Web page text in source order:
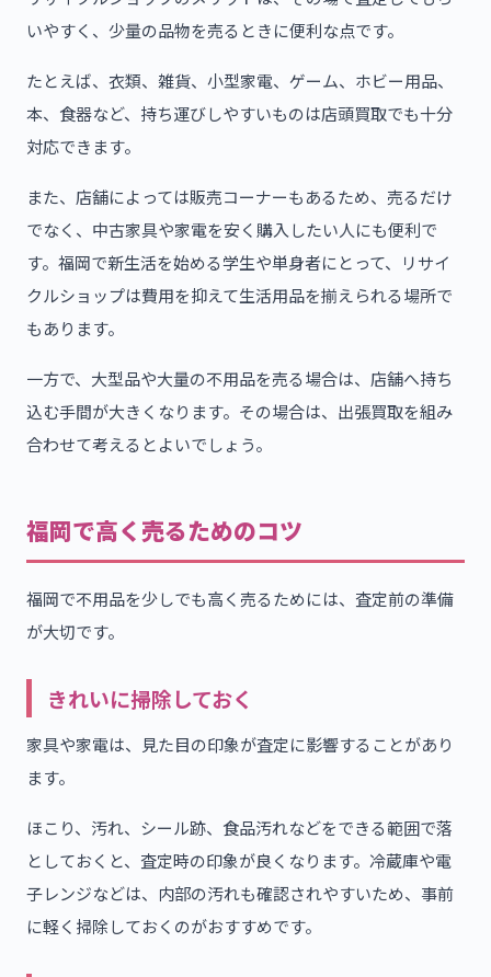
いやすく、少量の品物を売るときに便利な点です。
たとえば、衣類、雑貨、小型家電、ゲーム、ホビー用品、
本、食器など、持ち運びしやすいものは店頭買取でも十分
対応できます。
また、店舗によっては販売コーナーもあるため、売るだけ
でなく、中古家具や家電を安く購入したい人にも便利で
す。福岡で新生活を始める学生や単身者にとって、リサイ
クルショップは費用を抑えて生活用品を揃えられる場所で
もあります。
一方で、大型品や大量の不用品を売る場合は、店舗へ持ち
込む手間が大きくなります。その場合は、出張買取を組み
合わせて考えるとよいでしょう。
福岡で高く売るためのコツ
福岡で不用品を少しでも高く売るためには、査定前の準備
が大切です。
きれいに掃除しておく
家具や家電は、見た目の印象が査定に影響することがあり
ます。
ほこり、汚れ、シール跡、食品汚れなどをできる範囲で落
としておくと、査定時の印象が良くなります。冷蔵庫や電
子レンジなどは、内部の汚れも確認されやすいため、事前
に軽く掃除しておくのがおすすめです。